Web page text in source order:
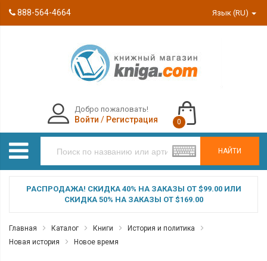
888-564-4664 Язык (RU)
НАЙТИ
Добро пожаловать!
Войти / Регистрация 0
РАСПРОДАЖА! СКИДКА 40% НА ЗАКАЗЫ ОТ $99.00 ИЛИ
СКИДКА 50% НА ЗАКАЗЫ ОТ $169.00
Главная Каталог Книги
История и политика
Новая история
Новое время